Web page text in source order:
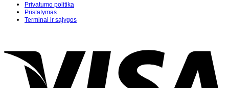
Privatumo politika
Pristatymas
Terminai ir sąlygos